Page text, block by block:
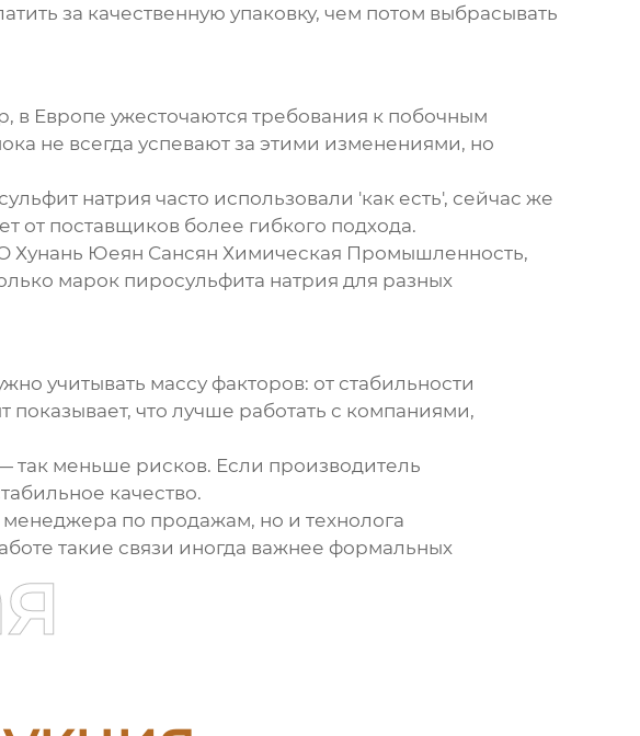
за качественную упаковку, чем потом выбрасывать
в Европе ужесточаются требования к побочным
не всегда успевают за этими изменениями, но
натрия часто использовали 'как есть', сейчас же
от поставщиков более гибкого подхода.
Хунань Юеян Сансян Химическая Промышленность,
марок пиросульфита натрия для разных
учитывать массу факторов: от стабильности
что лучше работать с компаниями,
так меньше рисков. Если производитель
качество.
менеджера по продажам, но и технолога
такие связи иногда важнее формальных